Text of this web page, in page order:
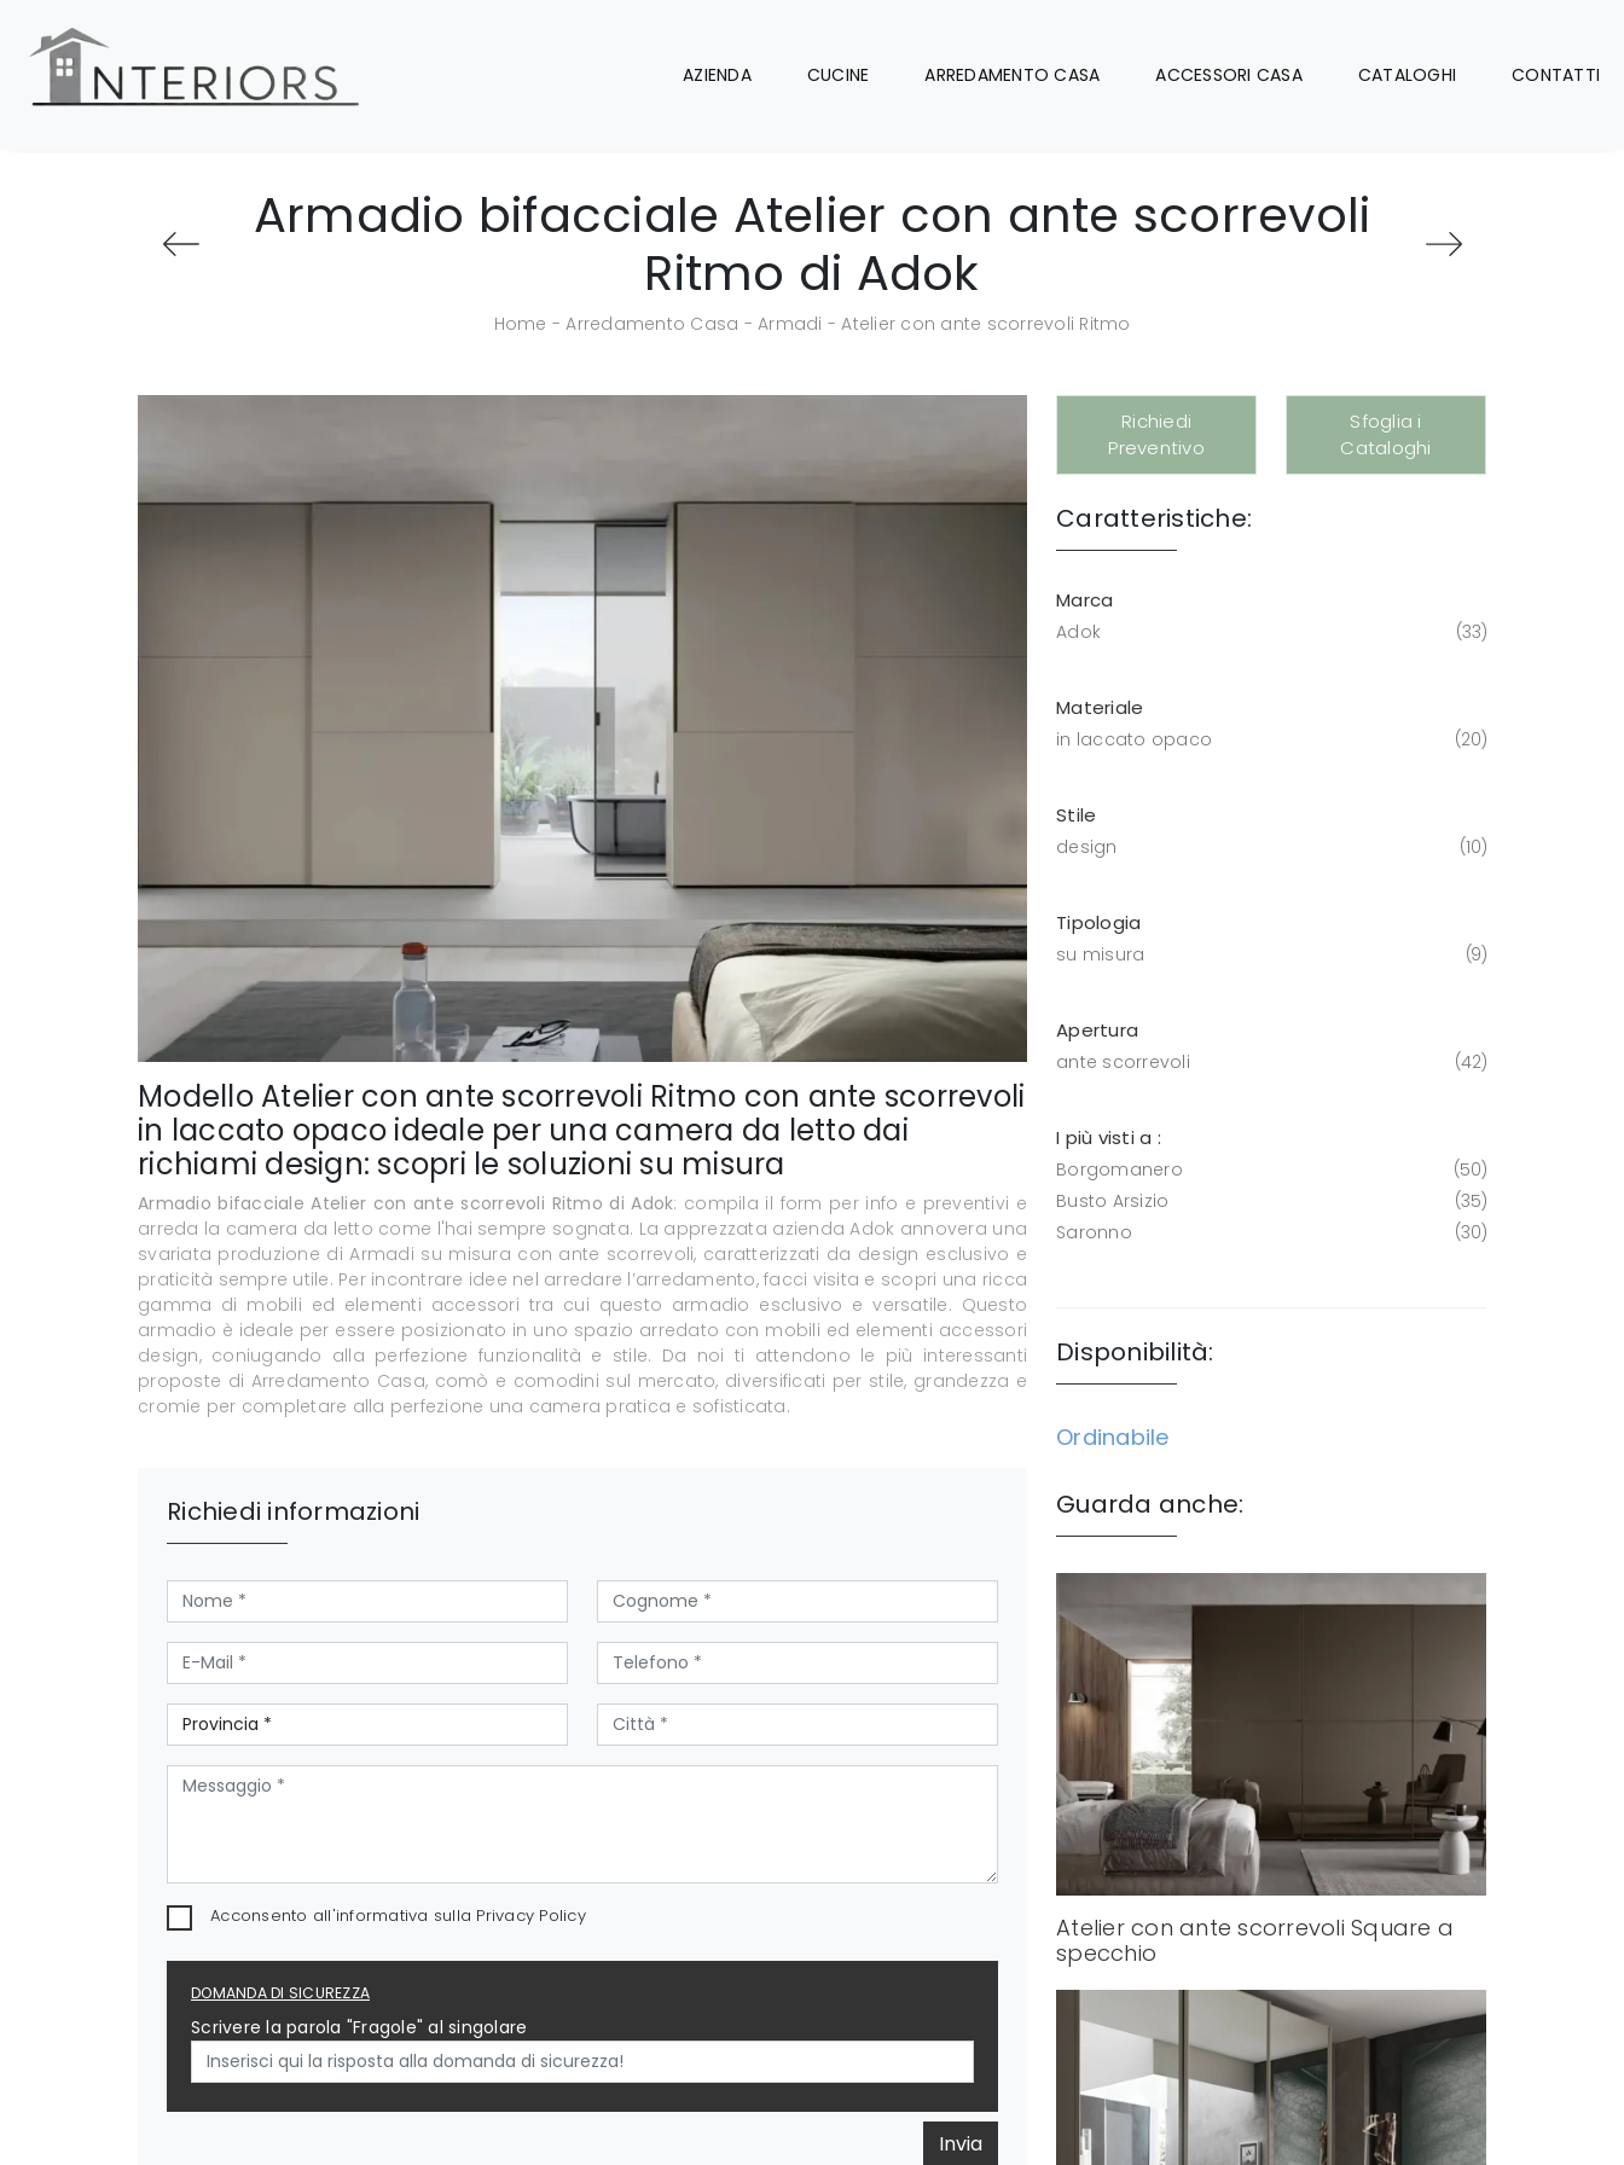
AZIENDA CUCINE ARREDAMENTO CASA ACCESSORI CASA CATALOGHI CONTATTI
Armadio bifacciale Atelier con ante scorrevoli
Ritmo di Adok
Home -Arredamento Casa - Armadi -Atelier con ante scorrevoli Ritmo
Modello Atelier con ante scorrevoli Ritmo con ante scorrevoli
in laccato opaco ideale per una camera da letto dai
richiami design: scopri le soluzioni su misura
Armadio bifacciale Atelier con ante scorrevoli Ritmo di Adok: compila il form per info e preventivi e
arreda la camera da letto come l'hai sempre sognata. La apprezzata azienda Adok annovera una
svariata produzione di Armadi su misura con ante scorrevoli, caratterizzati da design esclusivo e
praticità sempre utile. Per incontrare idee nel arredare l’arredamento, facci visita e scopri una ricca
gamma di mobili ed elementi accessori tra cui questo armadio esclusivo e versatile. Questo
armadio è ideale per essere posizionato in uno spazio arredato con mobili ed elementi accessori
design, coniugando alla perfezione funzionalità e stile. Da noi ti attendono le più interessanti
proposte di Arredamento Casa, comò e comodini sul mercato, diversificati per stile, grandezza e
cromie per completare alla perfezione una camera pratica e sofisticata.
Richiedi informazioni
Acconsento all'informativa sulla Privacy Policy
DOMANDA DI SICUREZZA
Scrivere la parola "Fragole" al singolare
Invia
Richiedi
Preventivo
Sfoglia i
Cataloghi
Caratteristiche:
Marca
Adok 33
Materiale
in laccato opaco 20
Stile
design 10
Tipologia
su misura 9
Apertura
ante scorrevoli 42
I più visti a :
Borgomanero
50
Busto Arsizio
35
Saronno
30
Disponibilità:
Ordinabile
Guarda anche:
Atelier con ante scorrevoli Square a
specchio